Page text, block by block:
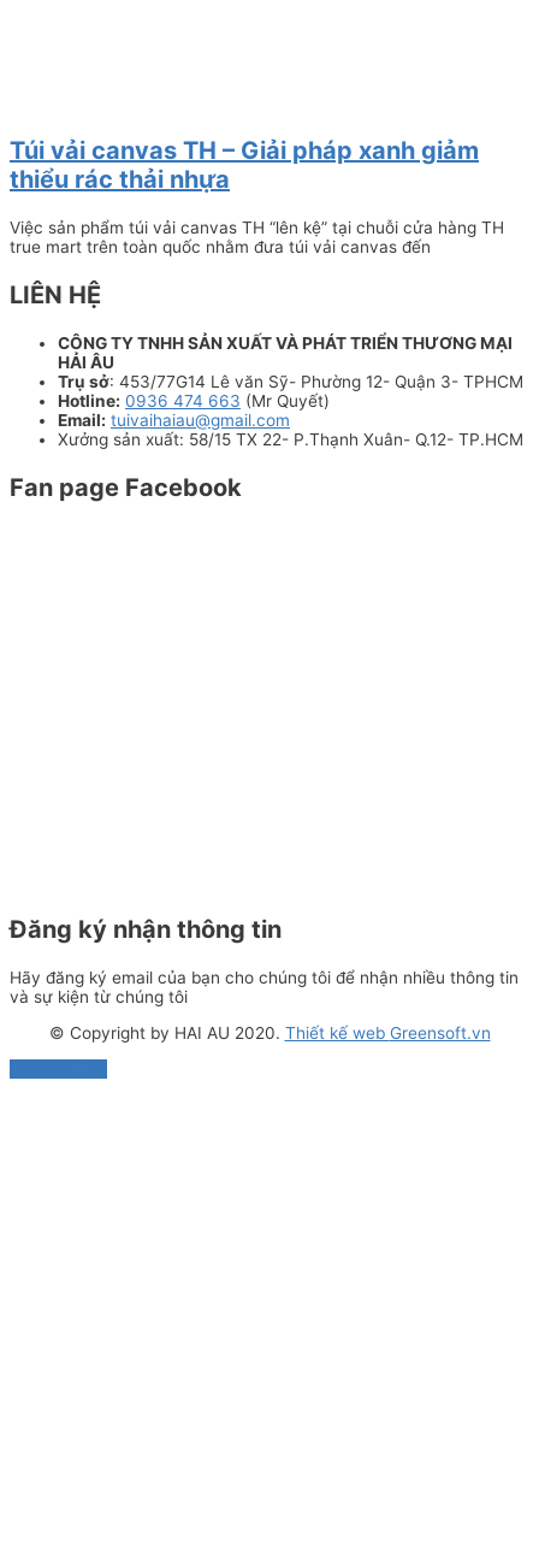
Túi vải canvas TH – Giải pháp xanh giảm
thiểu rác thải nhựa
Việc sản phẩm túi vải canvas TH “lên kệ” tại chuỗi cửa hàng TH
true mart trên toàn quốc nhằm đưa túi vải canvas đến
LIÊN HỆ
CÔNG TY TNHH SẢN XUẤT VÀ PHÁT TRIỂN THƯƠNG MẠI
HẢI ÂU
Trụ sở: 453/77G14 Lê văn Sỹ- Phường 12- Quận 3- TPHCM
Hotline: 0936 474 663 (Mr Quyết)
Email: tuivaihaiau@gmail.com
Xưởng sản xuất: 58/15 TX 22- P.Thạnh Xuân- Q.12- TP.HCM
Fan page Facebook
Đăng ký nhận thông tin
Hãy đăng ký email của bạn cho chúng tôi để nhận nhiều thông tin
và sự kiện từ chúng tôi
© Copyright by HAI AU 2020. Thiết kế web Greensoft.vn